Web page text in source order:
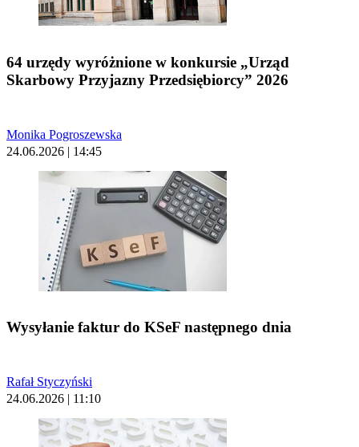
64 urzędy wyróżnione w konkursie „Urząd
Skarbowy Przyjazny Przedsiębiorcy” 2026
Monika Pogroszewska
24.06.2026 | 14:45
Wysyłanie faktur do KSeF następnego dnia
Rafał Styczyński
24.06.2026 | 11:10